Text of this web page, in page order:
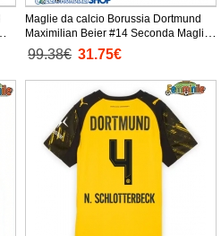
Maglie da calcio Borussia Dortmund
Maximilian Beier #14 Seconda Maglia
Femminile 2025-26 Manica Corta
99.38€ 31.75€